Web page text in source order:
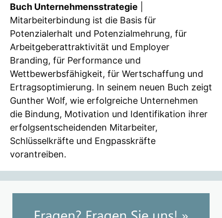
Buch Unternehmensstrategie
Mitarbeiterbindung ist die Basis für
Potenzialerhalt und Potenzialmehrung, für
Arbeitgeberattraktivität und Employer
Branding, für Performance und
Wettbewerbsfähigkeit, für Wertschaffung und
Ertragsoptimierung. In seinem neuen Buch zeigt
Gunther Wolf, wie erfolgreiche Unternehmen
die Bindung, Motivation und Identifikation ihrer
erfolgsentscheidenden Mitarbeiter,
Schlüsselkräfte und Engpasskräfte
vorantreiben.